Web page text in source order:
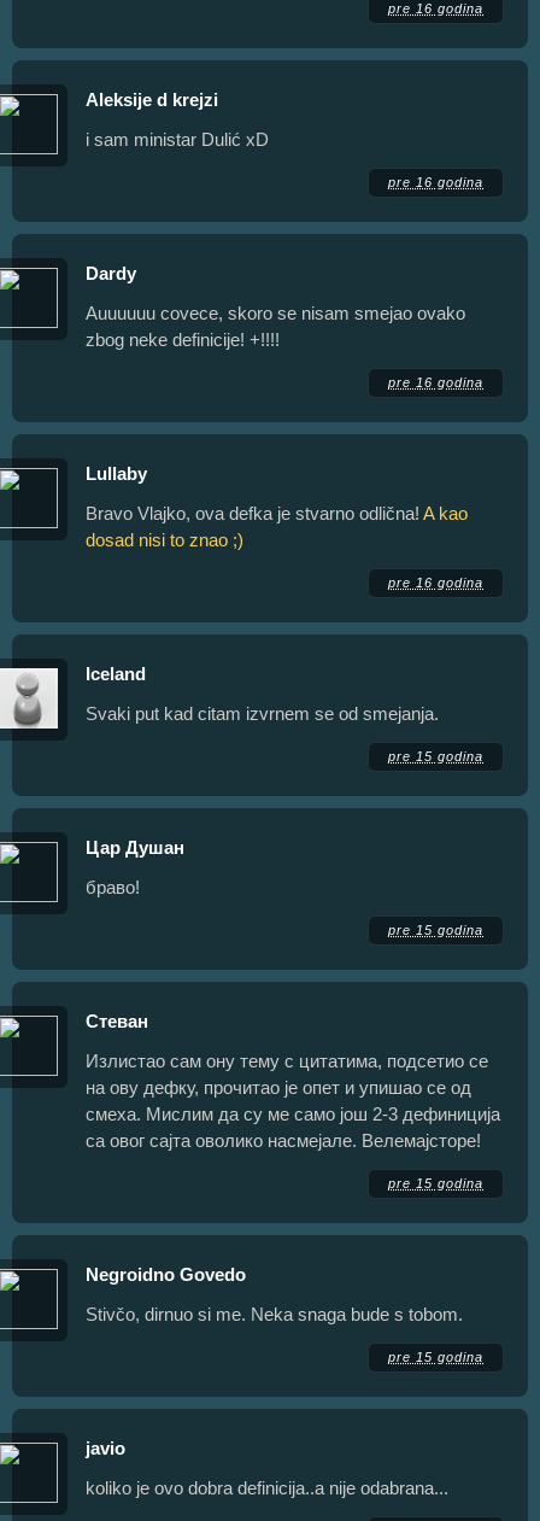
pre 16 godina
Aleksije d krejzi
i sam ministar Dulić xD
pre 16 godina
Dardy
Auuuuuu covece, skoro se nisam smejao ovako
zbog neke definicije! +!!!!
pre 16 godina
Lullaby
Bravo Vlajko, ova defka je stvarno odlična! A kao
dosad nisi to znao ;)
pre 16 godina
Iceland
Svaki put kad citam izvrnem se od smejanja.
pre 15 godina
Цар Душан
браво!
pre 15 godina
Стеван
Излистао сам ону тему с цитатима, подсетио се
на ову дефку, прочитао је опет и упишао се од
смеха. Мислим да су ме само још 2-3 дефиниција
са овог сајта оволико насмејале. Велемајсторе!
pre 15 godina
Negroidno Govedo
Stivčo, dirnuo si me. Neka snaga bude s tobom.
pre 15 godina
javio
koliko je ovo dobra definicija..a nije odabrana...